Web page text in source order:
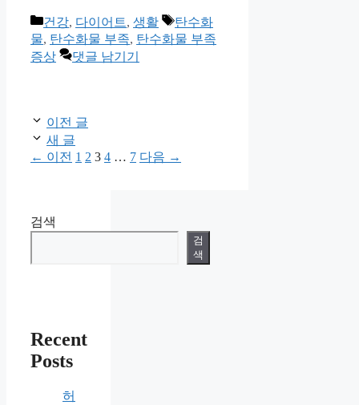
카
테
고
건강, 다이어트, 생활
태
그
탄수화
물, 탄수화물 부족, 탄수화물 부족
증상
댓글 남기기
이전 글
새 글
← 이전 페
1 페
2 페
3 페
4 … 페
7 다음 →
검색
검
색
Recent
Posts
허